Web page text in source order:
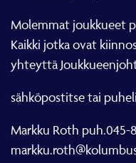
Molemmat joukkueet
Kaikki jotka ovat
yhteyttä
sähköpostitse tai
Markku Roth puh.045-